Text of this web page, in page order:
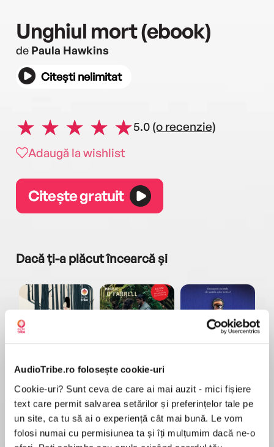
AudioTribe.ro folosește cookie-uri
Cookie-uri? Sunt ceva de care ai mai auzit - mici fișiere
text care permit salvarea setărilor și preferințelor tale pe
un site, ca tu să ai o experiență cât mai bună. Le vom
folosi numai cu permisiunea ta și îți mulțumim dacă ne-o
Unghiul mort (ebook)
de Paula Hawkins
Citești nelimitat
5.0 (o recenzie)
Adaugă la wishlist
Citește gratuit
Dacă ți-a plăcut încearcă și
Pădurea norvegiană
Haruki Murakami
Hamnet
Maggie O'Farrell